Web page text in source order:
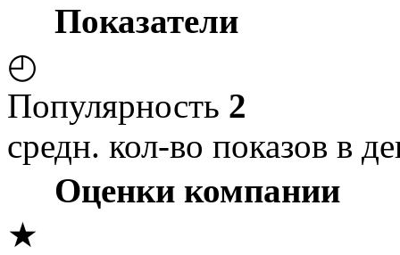
Показатели
◴
Популярность 2
средн. кол-во показов в
Оценки компании
★